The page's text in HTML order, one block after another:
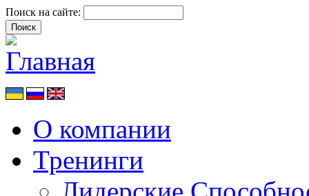
Поиск на сайте:
О компании
Тренинги